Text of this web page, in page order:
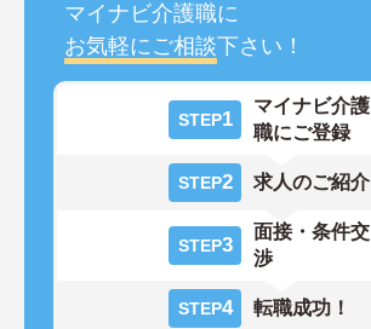
マイナビ介護職に
お気軽にご相談下さい！
STEP1
マイナビ介護
職にご登録
STEP2 求人のご紹介
STEP3
面接・条件交
渉
STEP4 転職成功！